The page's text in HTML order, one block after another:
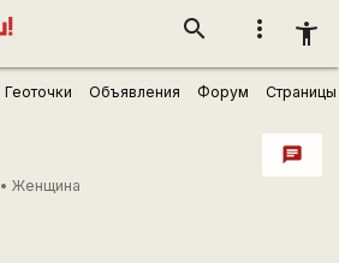
more_vert accessibility_new
search
Геоточки Объявления Форум Страницы
• Женщина
chat